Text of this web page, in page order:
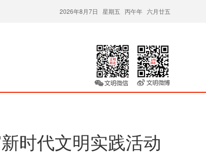
2026年8月7日 星期五 丙午年 六月廿五
时代文明实践活动